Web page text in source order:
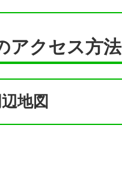
アクセス方法
地図